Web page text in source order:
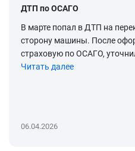
ДТП по ОСАГО
В марте попал в ДТП на
сторону машины. После
страховую по ОСАГО,
Читать далее
06.04.2026